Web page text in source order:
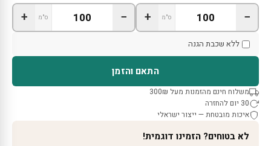
− ס"מ +
− ס"מ +
ללא שכבת הגנה
התאם והזמן
משלוח חינם מהזמנות מעל 300₪
30 יום להחזרה
איכות מובטחת — ייצור ישראלי
לא בטוחים? הזמינו דוגמית!